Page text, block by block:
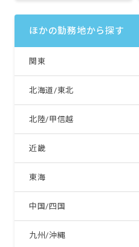
ほかの勤務地から探す
関東
北海道/東北
北陸/甲信越
近畿
東海
中国/四国
九州/沖縄